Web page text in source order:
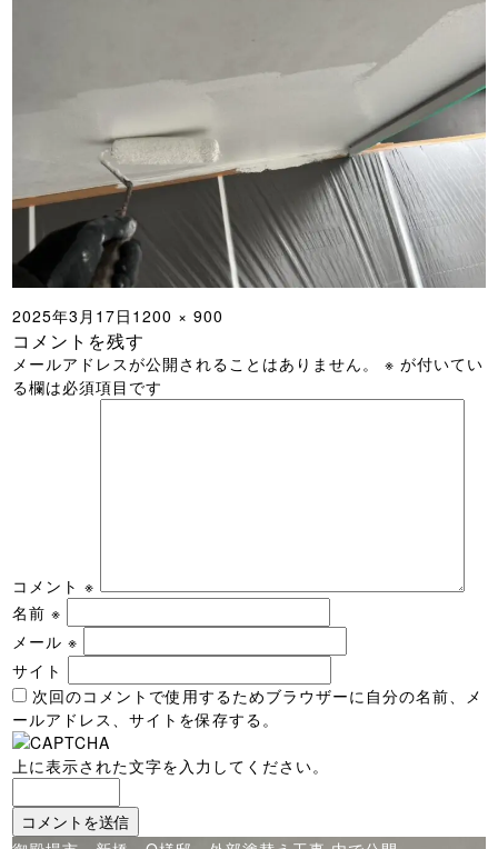
投
稿
日:
2025年3月17日 フ
ル
サ
イ
1200 × 900
コメントを残す
メールアドレスが公開されることはありません。 ※ が付いてい
る欄は必須項目です
コメント※
名前※
メール※
サイト
次回のコメントで使用するためブラウザーに自分の名前、メ
ールアドレス、サイトを保存する。
上に表示された文字を入力してください。